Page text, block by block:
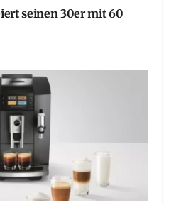
seinen 30er mit 60